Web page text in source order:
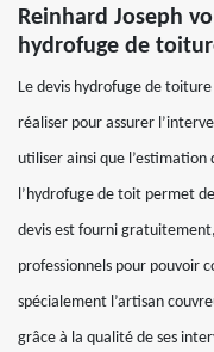
Reinhard Joseph
hydrofuge de
Le devis hydrofuge de
réaliser pour assurer
utiliser ainsi que l’estimation
l’hydrofuge de toit permet
devis est fourni
professionnels pour pouvoir
spécialement l’artisan
grâce à la qualité de ses